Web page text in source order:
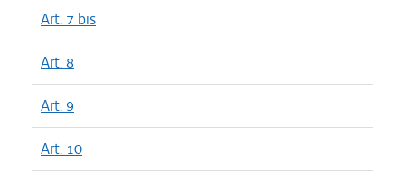
Art. 7 bis
Art. 8
Art. 9
Art. 10